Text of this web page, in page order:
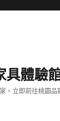
具體驗
。立即前往桃園